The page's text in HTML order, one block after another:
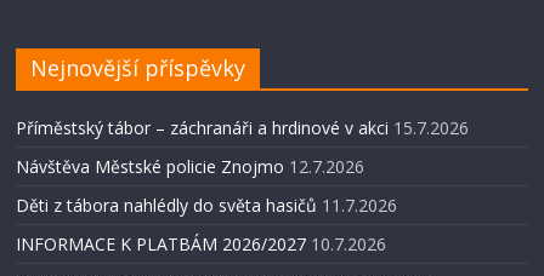
Nejnovější příspěvky
Příměstský tábor – záchranáři a hrdinové v akci 15.7.2026
Návštěva Městské policie Znojmo 12.7.2026
Děti z tábora nahlédly do světa hasičů 11.7.2026
INFORMACE K PLATBÁM 2026/2027 10.7.2026